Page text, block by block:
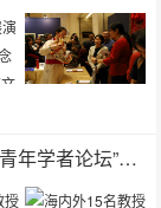
海内外15名教授精彩讲评 第三届“东亚佛教青年学者论坛”在佛光大学举办